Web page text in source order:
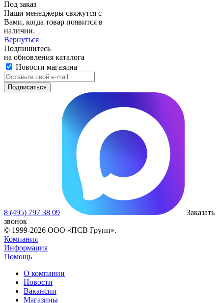
Под заказ
Наши менеджеры свяжутся с
Вами, когда товар появится в
наличии.
Вернуться
Подпишитесь
на обновления каталога
Новости магазина
8 (495) 797 38 09
Заказать
звонок
© 1999-2026 ООО «ПСВ Групп».
Компания
Информация
Помощь
О компании
Новости
Вакансии
Магазины